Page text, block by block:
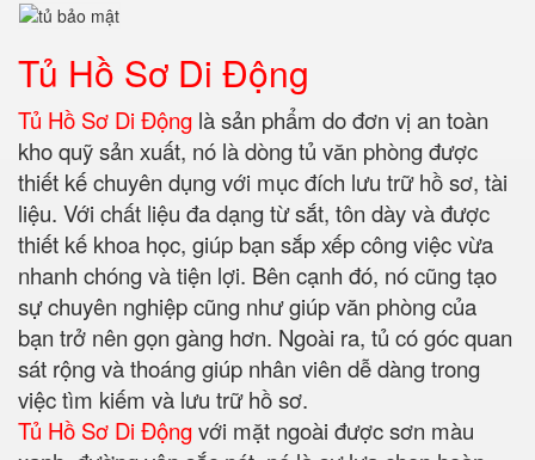
Tủ Hồ Sơ Di Động
Tủ Hồ Sơ Di Động là sản phẩm do đơn vị an toàn
kho quỹ sản xuất, nó là dòng tủ văn phòng được
thiết kế chuyên dụng với mục đích lưu trữ hồ sơ, tài
liệu. Với chất liệu đa dạng từ sắt, tôn dày và được
thiết kế khoa học, giúp bạn sắp xếp công việc vừa
nhanh chóng và tiện lợi. Bên cạnh đó, nó cũng tạo
sự chuyên nghiệp cũng như giúp văn phòng của
bạn trở nên gọn gàng hơn. Ngoài ra, tủ có góc quan
sát rộng và thoáng giúp nhân viên dễ dàng trong
việc tìm kiếm và lưu trữ hồ sơ.
Tủ Hồ Sơ Di Độngvới mặt ngoài được sơn màu